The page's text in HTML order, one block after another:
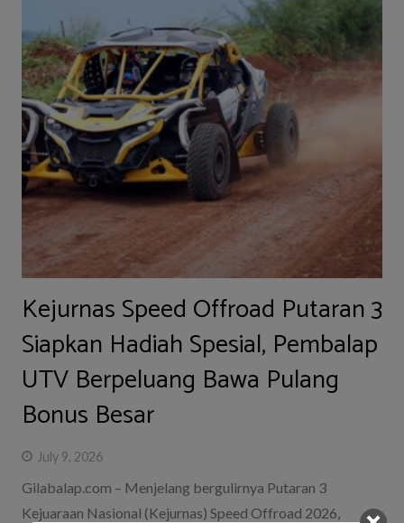
Kejurnas Speed Offroad Putaran 3
Siapkan Hadiah Spesial, Pembalap
UTV Berpeluang Bawa Pulang
Bonus Besar
July 9, 2026
Gilabalap.com – Menjelang bergulirnya Putaran 3
Kejuaraan Nasional (Kejurnas) Speed Offroad 2026,